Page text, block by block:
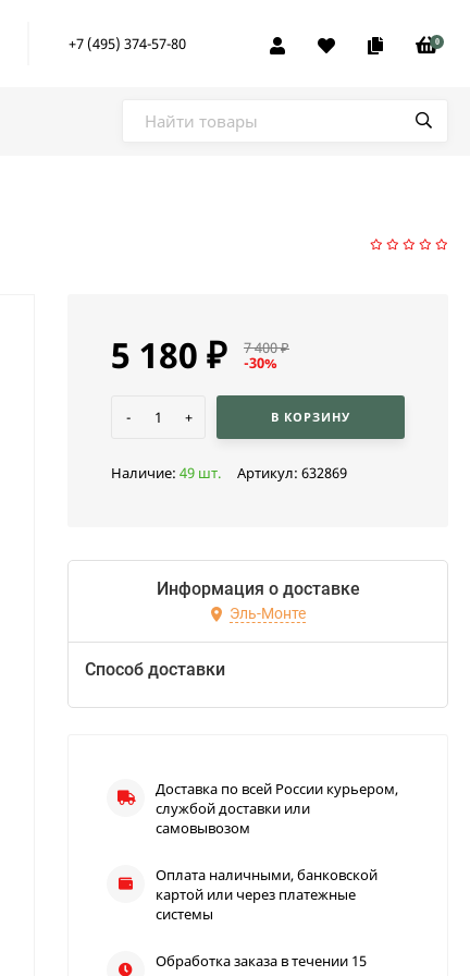
+7 (495) 374-57-80 0
5 180 ₽ 7 400₽
-30%
- + В КОРЗИНУ
Наличие: 49 шт. Артикул: 632869
Информация о доставке
Эль-Монте
Способ доставки
Доставка по всей России курьером,
службой доставки или
самовывозом
Оплата наличными, банковской
картой или через платежные
системы
Обработка заказа в течении 15